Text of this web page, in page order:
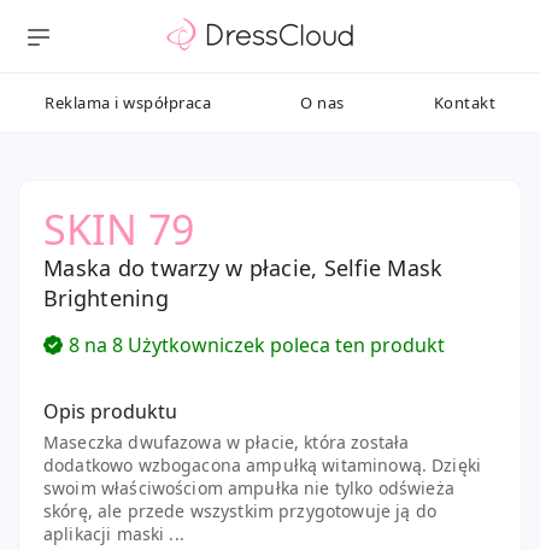
Reklama i współpraca O nas Kontakt
SKIN 79
Maska do twarzy w płacie, Selfie Mask
Brightening
8 na 8 Użytkowniczek poleca ten produkt
Opis produktu
Maseczka dwufazowa w płacie, która została
dodatkowo wzbogacona ampułką witaminową. Dzięki
swoim właściwościom ampułka nie tylko odświeża
skórę, ale przede wszystkim przygotowuje ją do
aplikacji maski ...